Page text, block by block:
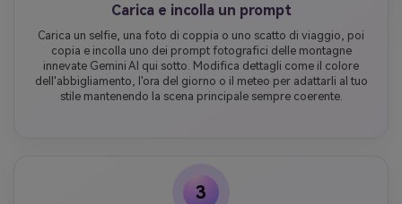
Carica e incolla un prompt
Carica un selfie, una foto di coppia o uno scatto di viaggio, poi
copia e incolla uno dei prompt fotografici delle montagne
innevate Gemini AI qui sotto. Modifica dettagli come il colore
dell'abbigliamento, l'ora del giorno o il meteo per adattarli al tuo
stile mantenendo la scena principale sempre coerente.
3